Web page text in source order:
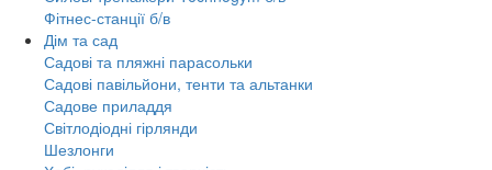
Фітнес-станції б/в
Дім та сад
Садові та пляжні парасольки
Садові павільйони, тенти та альтанки
Садове приладдя
Світлодіодні гірлянди
Шезлонги